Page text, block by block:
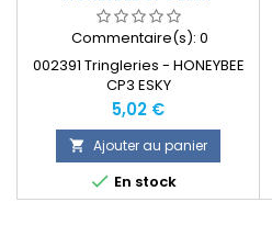
Commentaire(s): 0
002391 Tringleries - HONEYBEE
CP3 ESKY
Prix
5,02 €
 Ajouter au panier
 En stock